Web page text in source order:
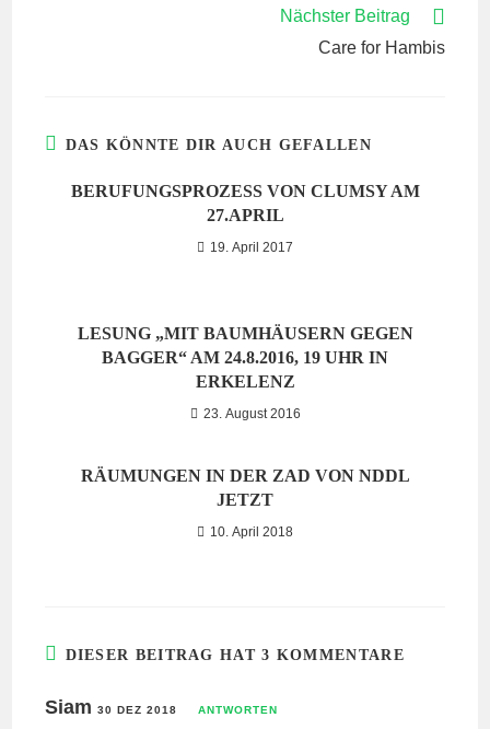
Nächster Beitrag
Care for Hambis
DAS KÖNNTE DIR AUCH GEFALLEN
BERUFUNGSPROZESS VON CLUMSY AM
27.APRIL
19. April 2017
LESUNG „MIT BAUMHÄUSERN GEGEN
BAGGER“ AM 24.8.2016, 19 UHR IN
ERKELENZ
23. August 2016
RÄUMUNGEN IN DER ZAD VON NDDL
JETZT
10. April 2018
DIESER BEITRAG HAT 3 KOMMENTARE
Siam30 DEZ 2018 ANTWORTEN